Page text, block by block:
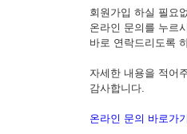
회원가입 하실 필요
온라인 문의를 누르
바로 연락드리도록
자세한 내용을 적어
감사합니다.
온라인 문의 바로가기